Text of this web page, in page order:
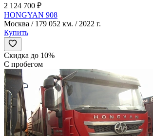
2 124 700 ₽
HONGYAN 908
Москва / 179 052 км. / 2022 г.
Купить
Скидка до 10%
С пробегом